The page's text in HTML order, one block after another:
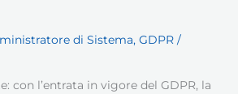
di Sistema, GDPR /
con l’entrata in vigore del GDPR, la